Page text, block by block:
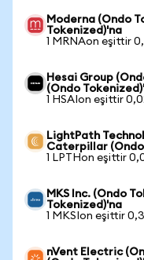
Moderna (Ondo
Tokenized)'na
1 MRNAon eşittir
Hesai Group
(Ondo
1 HSAIon eşittir
LightPath
Caterpillar
1 LPTHon eşittir
MKS Inc. (Ondo
Tokenized)'na
1 MKSIon eşittir
nVent Electric